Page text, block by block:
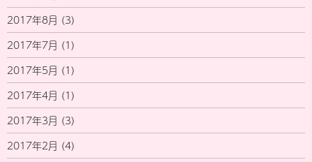
2017年8月 (3)
2017年7月 (1)
2017年5月 (1)
2017年4月 (1)
2017年3月 (3)
2017年2月 (4)